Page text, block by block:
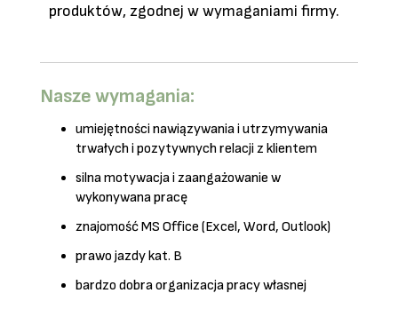
produktów, zgodnej w wymaganiami firmy.
Nasze wymagania:
umiejętności nawiązywania i utrzymywania
trwałych i pozytywnych relacji z klientem
silna motywacja i zaangażowanie w
wykonywana pracę
znajomość MS Office (Excel, Word, Outlook)
prawo jazdy kat. B
bardzo dobra organizacja pracy własnej